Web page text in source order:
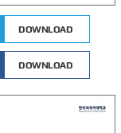
DOWNLOAD
DOWNLOAD